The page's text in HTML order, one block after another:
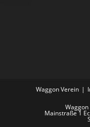
Waggon Verein
Mainstraße 1